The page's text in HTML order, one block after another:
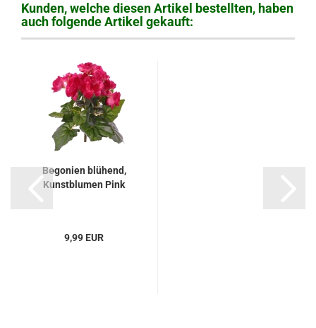
Kunden, welche diesen Artikel bestellten, haben
auch folgende Artikel gekauft:
Begonien blühend,
Kunstblumen Pink
9,99 EUR